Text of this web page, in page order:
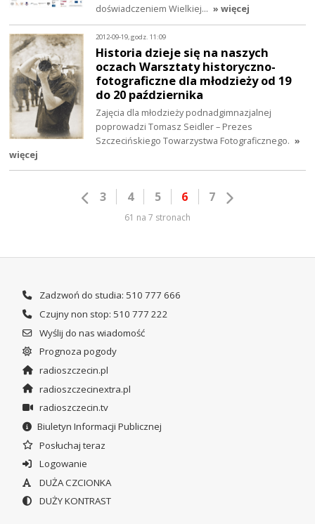
doświadczeniem Wielkiej… » więcej
2012-09-19, godz. 11:09
Historia dzieje się na naszych
oczach Warsztaty historyczno-
fotograficzne dla młodzieży od 19
do 20 października
Zajęcia dla młodzieży podnadgimnazjalnej
poprowadzi Tomasz Seidler – Prezes
Szczecińskiego Towarzystwa Fotograficznego. »
więcej
3 4 5 6 7
61 na 7 stronach
Zadzwoń do studia: 510 777 666
Czujny non stop: 510 777 222
Wyślij do nas wiadomość
Prognoza pogody
radioszczecin.pl
radioszczecinextra.pl
radioszczecin.tv
Biuletyn Informacji Publicznej
Posłuchaj teraz
Logowanie
DUŻA CZCIONKA
DUŻY KONTRAST